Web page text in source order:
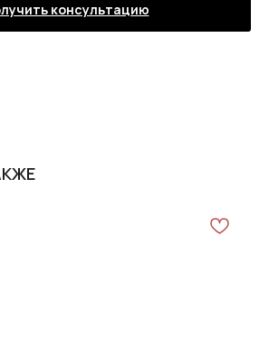
консультацию